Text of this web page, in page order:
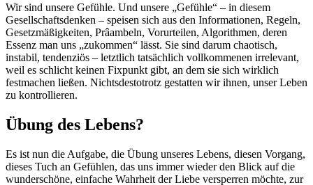
Wir sind unsere Gefühle. Und unsere „Gefühle“ – in diesem
Gesellschaftsdenken – speisen sich aus den Informationen, Regeln,
Gesetzmäßigkeiten, Prâambeln, Vorurteilen, Algorithmen, deren
Essenz man uns „zukommen“ lässt. Sie sind darum chaotisch,
instabil, tendenziös – letztlich tatsächlich vollkommenen irrelevant,
weil es schlicht keinen Fixpunkt gibt, an dem sie sich wirklich
festmachen ließen. Nichtsdestotrotz gestatten wir ihnen, unser Leben
zu kontrollieren.
Übung des Lebens?
Es ist nun die Aufgabe, die Übung unseres Lebens, diesen Vorgang,
dieses Tuch an Gefühlen, das uns immer wieder den Blick auf die
wunderschöne, einfache Wahrheit der Liebe versperren möchte, zur